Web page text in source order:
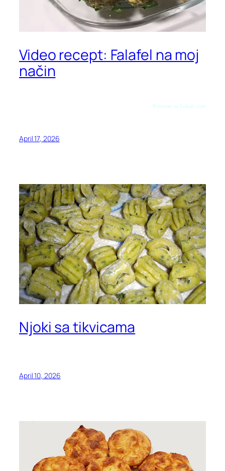
Video recept: Falafel na moj
način
Preuzeto sa kuhari.com
April 17, 2026
Njoki sa tikvicama
April 10, 2026